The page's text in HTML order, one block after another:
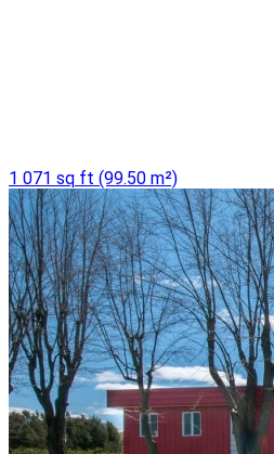
1 071 sq ft (99.50 m²)